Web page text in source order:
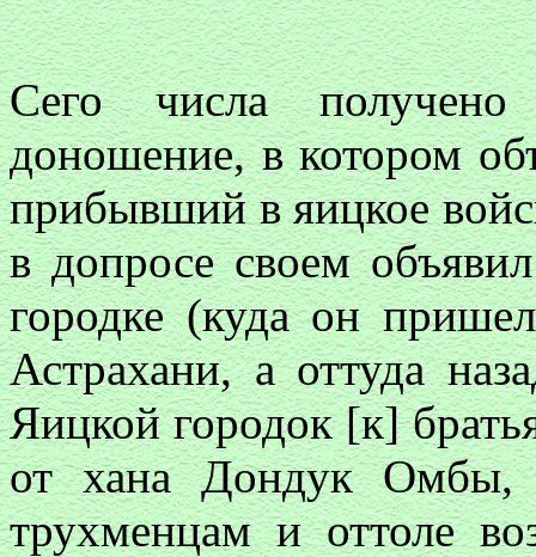
Сего числа
доношение, в котором
прибывший в яицкое
в допросе своем
городке (куда он
Астрахани, а оттуда
Яицкой городок [к]
от хана Дондук
трухменцам и оттоле